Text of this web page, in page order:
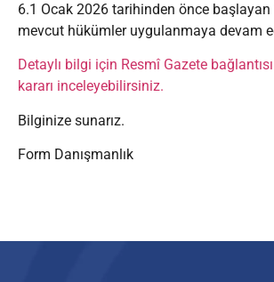
6.1 Ocak 2026 tarihinden önce
mevcut hükümler uygulanmaya devam
Detaylı bilgi için Resmî Gazete
kararı inceleyebilirsiniz.
Bilginize sunarız.
Form Danışmanlık